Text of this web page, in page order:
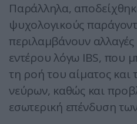
Παράλληλα,
ψυχολογικούς
περιλαμβάνουν
εντέρου λόγω IBS, που
τη ροή του αίματος και
νεύρων, καθώς και
εσωτερική επένδυση